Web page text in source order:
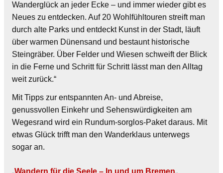
Wanderglück an jeder Ecke – und immer wieder gibt es
Neues zu entdecken. Auf 20 Wohlfühltouren streift man
durch alte Parks und entdeckt Kunst in der Stadt, läuft
über warmen Dünensand und bestaunt historische
Steingräber. Über Felder und Wiesen schweift der Blick
in die Ferne und Schritt für Schritt lässt man den Alltag
weit zurück.“
Mit Tipps zur entspannten An- und Abreise,
genussvollen Einkehr und Sehenswürdigkeiten am
Wegesrand wird ein Rundum-sorglos-Paket daraus. Mit
etwas Glück trifft man den Wanderklaus unterwegs
sogar an.